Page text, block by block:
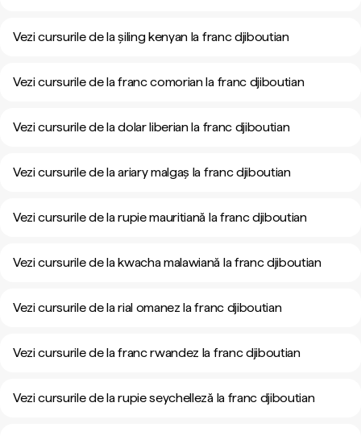
Vezi cursurile de la șiling kenyan la franc djiboutian
Vezi cursurile de la franc comorian la franc djiboutian
Vezi cursurile de la dolar liberian la franc djiboutian
Vezi cursurile de la ariary malgaș la franc djiboutian
Vezi cursurile de la rupie mauritiană la franc djiboutian
Vezi cursurile de la kwacha malawiană la franc djiboutian
Vezi cursurile de la rial omanez la franc djiboutian
Vezi cursurile de la franc rwandez la franc djiboutian
Vezi cursurile de la rupie seychelleză la franc djiboutian